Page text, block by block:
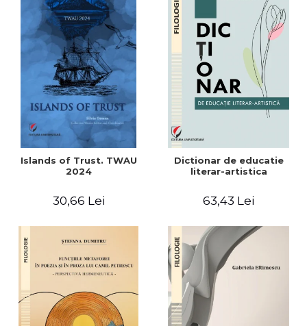
Islands of Trust. TWAU
2024
30,66 Lei
Dictionar de educatie
literar-artistica
63,43 Lei